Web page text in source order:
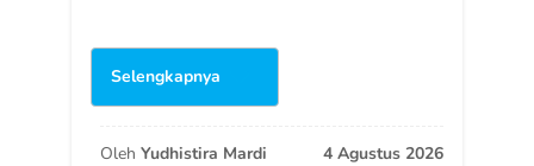
Selengkapnya
Oleh Yudhistira Mardi 4 Agustus 2026